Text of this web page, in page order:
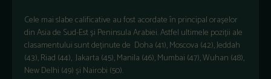
Cele mai slabe calificative au fost acordate în principal orașelor
din Asia de Sud-Est și Peninsula Arabiei. Astfel ultimele poziții ale
clasamentului sunt deținute de Doha (41), Moscova (42), Jeddah
(43), Riad (44), Jakarta (45), Manila (46), Mumbai (47), Wuhan (48),
New Delhi (49) și Nairobi (50).